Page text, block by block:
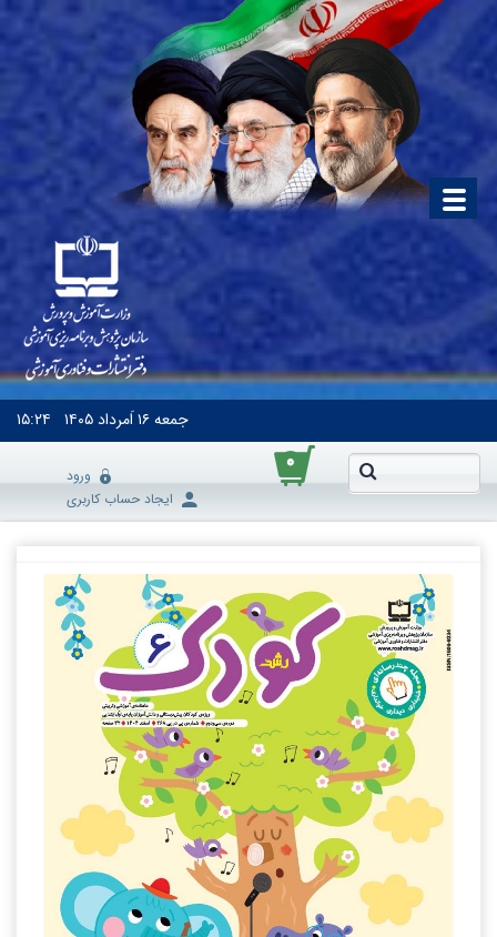
جمعه۱۶ اَمرداد ۱۴۰۵ ۱۵:۲۴
۰
ورود
ایجاد حساب کاربری